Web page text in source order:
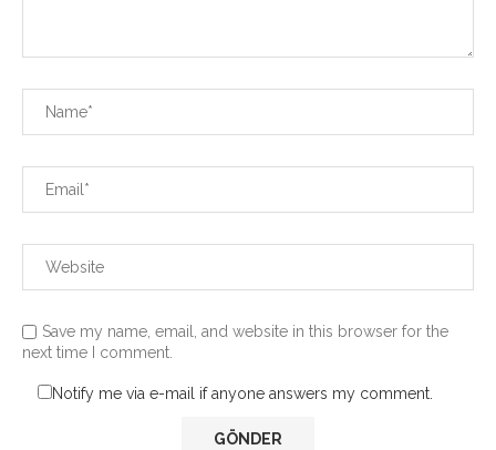
Save my name, email, and website in this browser for the
next time I comment.
Notify me via e-mail if anyone answers my comment.